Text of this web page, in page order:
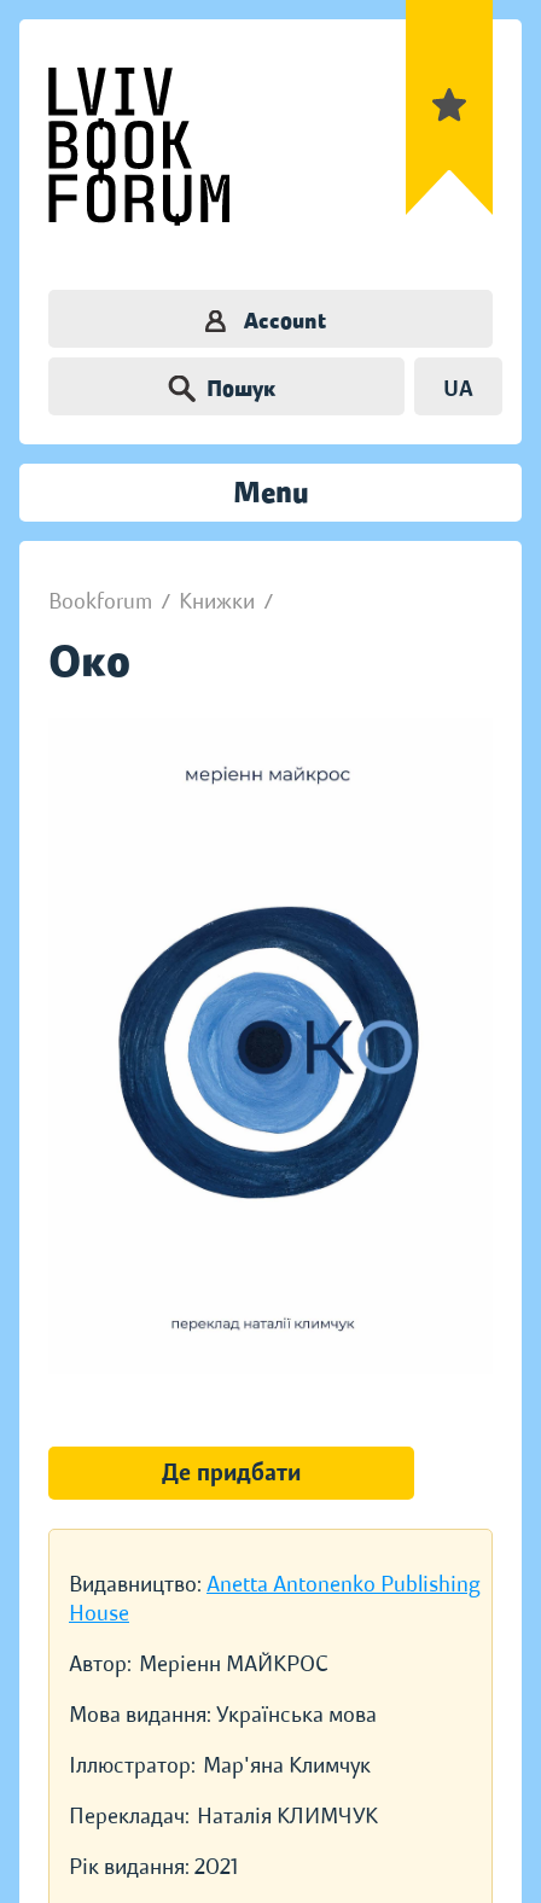
Account
Пошук UA
Menu
Bookforum / Книжки /
Око
Видавництво: Anetta Antonenko Publishing
House
Автор: Меріенн МАЙКРОС
Мова видання: Українська мова
Іллюстратор: Мар'яна Климчук
Перекладач: Наталія КЛИМЧУК
Рік видання: 2021
Де придбати